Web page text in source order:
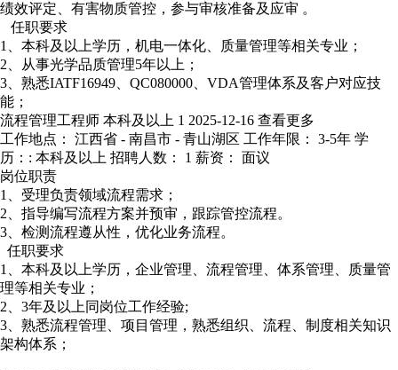
绩效评定、有害物质管控，参与审核准备及应审 。
任职要求
1、本科及以上学历，机电一体化、质量管理等相关专业；
2、从事光学品质管理5年以上；
3、熟悉IATF16949、QC080000、VDA管理体系及客户对应技
能；
流程管理工程师 本科及以上 1 2025-12-16 查看更多
工作地点： 江西省 - 南昌市 - 青山湖区 工作年限： 3-5年 学
历：: 本科及以上 招聘人数： 1 薪资： 面议
岗位职责
1、受理负责领域流程需求；
2、指导编写流程方案并预审，跟踪管控流程。
3、检测流程遵从性，优化业务流程。
任职要求
1、本科及以上学历，企业管理、流程管理、体系管理、质量管
理等相关专业；
2、3年及以上同岗位工作经验;
3、熟悉流程管理、项目管理，熟悉组织、流程、制度相关知识
架构体系；